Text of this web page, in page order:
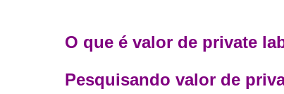
O que é valor de private
Pesquisando valor de